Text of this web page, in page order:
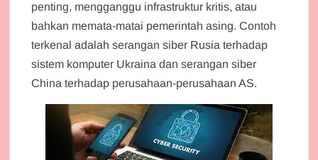
penting, mengganggu infrastruktur kritis, atau
bahkan memata-matai pemerintah asing. Contoh
terkenal adalah serangan siber Rusia terhadap
sistem komputer Ukraina dan serangan siber
China terhadap perusahaan-perusahaan AS.